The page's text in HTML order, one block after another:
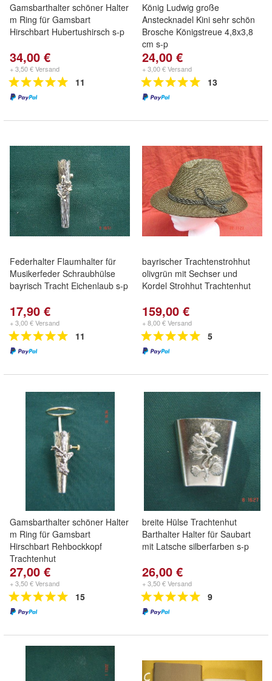
Gamsbarthalter schöner Halter
m Ring für Gamsbart
Hirschbart Hubertushirsch s-p
34,00 €
+ 3,50 € Versand
11
König Ludwig große
Anstecknadel Kini sehr schön
Brosche Königstreue 4,8x3,8
cm s-p
24,00 €
+ 3,00 € Versand
13
Federhalter Flaumhalter für
Musikerfeder Schraubhülse
bayrisch Tracht Eichenlaub s-p
17,90 €
+ 3,00 € Versand
11
bayrischer Trachtenstrohhut
olivgrün mit Sechser und
Kordel Strohhut Trachtenhut
159,00 €
+ 8,00 € Versand
5
Gamsbarthalter schöner Halter
m Ring für Gamsbart
Hirschbart Rehbockkopf
Trachtenhut
27,00 €
+ 3,50 € Versand
15
breite Hülse Trachtenhut
Barthalter Halter für Saubart
mit Latsche silberfarben s-p
26,00 €
+ 3,50 € Versand
9